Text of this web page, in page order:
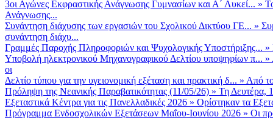
3οι Αγώνες Εκφραστικής Ανάγνωσης Γυμνασίων και Α΄ Λυκεί... »
Ανάγνωσης...
Συνάντηση διάχυσης των εργασιών του Σχολικού Δικτύου ΓΕ... »
συνάντηση διάχυ...
Γραμμές Παροχής Πληροφοριών και Ψυχολογικής Υποστήριξης... »
Υποβολή ηλεκτρονικού Μηχανογραφικού Δελτίου υποψηφίων π... »
οι
Δελτίο τύπου για την υγειονομική εξέταση και πρακτική δ... » Από
Πρόληψη της Νεανικής Παραβατικότητας (11/05/26) » Τη Δευτέρα,
Εξεταστικά Κέντρα για τις Πανελλαδικές 2026 » Ορίστηκαν τα
Πρόγραμμα Ενδοσχολικών Εξετάσεων Μαΐου-Ιουνίου 2026 » Οι